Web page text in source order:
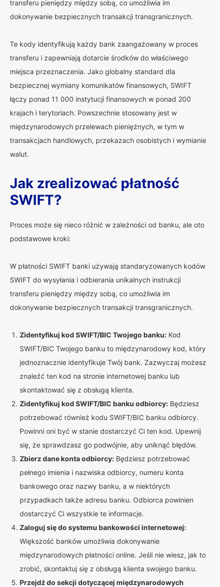
transferu pieniędzy między sobą, co umożliwia im
dokonywanie bezpiecznych transakcji transgranicznych.
Te kody identyfikują każdy bank zaangażowany w proces
transferu i zapewniają dotarcie środków do właściwego
miejsca przeznaczenia. Jako globalny standard dla
bezpiecznej wymiany komunikatów finansowych, SWIFT
łączy ponad 11 000 instytucji finansowych w ponad 200
krajach i terytoriach. Powszechnie stosowany jest w
międzynarodowych przelewach pieniężnych, w tym w
transakcjach handlowych, przekazach osobistych i wymianie
walut.
Jak zrealizować płatność
SWIFT?
Proces może się nieco różnić w zależności od banku, ale oto
podstawowe kroki:
W płatności SWIFT banki używają standaryzowanych kodów
SWIFT do wysyłania i odbierania unikalnych instrukcji
transferu pieniędzy między sobą, co umożliwia im
dokonywanie bezpiecznych transakcji transgranicznych.
Zidentyfikuj kod SWIFT/BIC Twojego banku: Kod
SWIFT/BIC Twojego banku to międzynarodowy kod, który
jednoznacznie identyfikuje Twój bank. Zazwyczaj możesz
znaleźć ten kod na stronie internetowej banku lub
skontaktować się z obsługą klienta.
Zidentyfikuj kod SWIFT/BIC banku odbiorcy: Będziesz
potrzebować również kodu SWIFT/BIC banku odbiorcy.
Powinni oni być w stanie dostarczyć Ci ten kod. Upewnij
się, że sprawdzasz go podwójnie, aby uniknąć błędów.
Zbierz dane konta odbiorcy: Będziesz potrzebować
pełnego imienia i nazwiska odbiorcy, numeru konta
bankowego oraz nazwy banku, a w niektórych
przypadkach także adresu banku. Odbiorca powinien
dostarczyć Ci wszystkie te informacje.
Zaloguj się do systemu bankowości internetowej:
Większość banków umożliwia dokonywanie
międzynarodowych płatności online. Jeśli nie wiesz, jak to
zrobić, skontaktuj się z obsługą klienta swojego banku.
Przejdź do sekcji dotyczącej międzynarodowych